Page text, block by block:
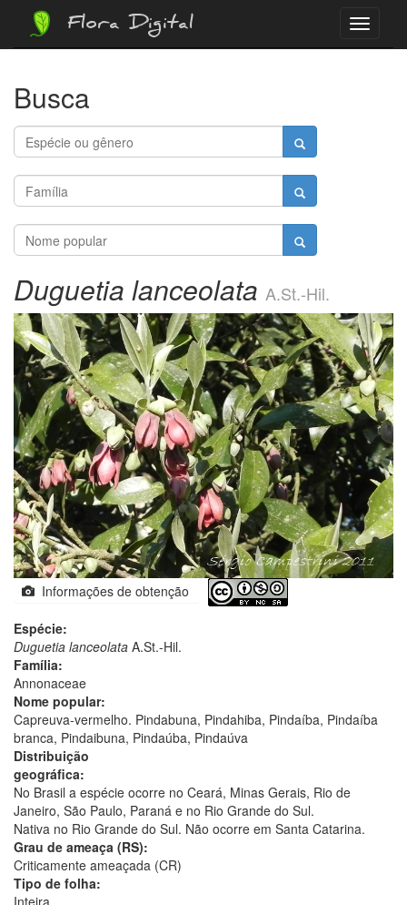
Menu
Flora Digital
Busca
Duguetia lanceolata A.St.-Hil.
Informações de obtenção
Espécie:
Duguetia lanceolata A.St.-Hil.
Família:
Annonaceae
Nome popular:
Capreuva-vermelho. Pindabuna, Pindahiba, Pindaíba, Pindaíba
branca, Pindaibuna, Pindaúba, Pindaúva
Distribuição
geográfica:
No Brasil a espécie ocorre no Ceará, Minas Gerais, Rio de
Janeiro, São Paulo, Paraná e no Rio Grande do Sul.
Nativa no Rio Grande do Sul. Não ocorre em Santa Catarina.
Grau de ameaça (RS):
Criticamente ameaçada (CR)
Tipo de folha: